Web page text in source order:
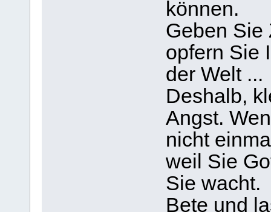
können.
Geben Sie
opfern Sie
der Welt ...
Deshalb,
Angst.
nicht
weil Sie
Sie wacht.
Bete und